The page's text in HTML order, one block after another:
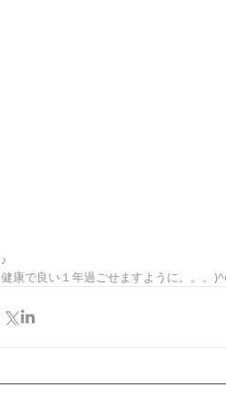
♪
健康で良い１年過ごせますように。。。